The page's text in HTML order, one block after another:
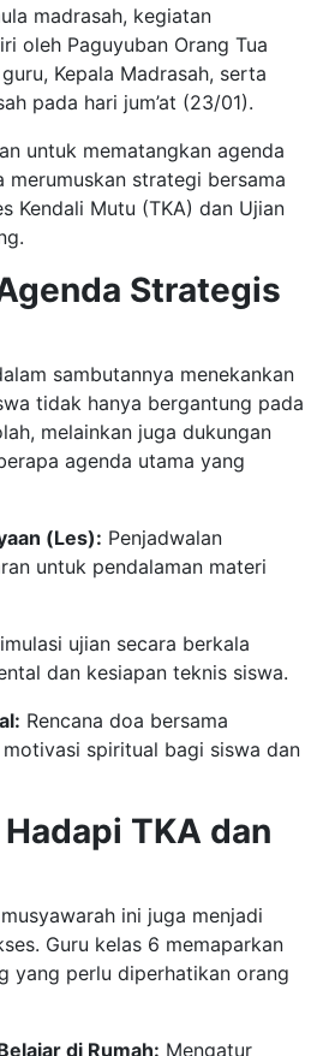
madrasah, kegiatan
oleh Paguyuban Orang Tua
Kepala Madrasah, serta
pada hari jum’at (23/01).
untuk mematangkan agenda
strategi bersama
Kendali Mutu (TKA) dan Ujian
Strategis
sambutannya menekankan
tidak hanya bergantung pada
melainkan juga dukungan
agenda utama yang
(Les): Penjadwalan
untuk pendalaman materi
ujian secara berkala
dan kesiapan teknis siswa.
Rencana doa bersama
spiritual bagi siswa dan
TKA dan
ini juga menjadi
Guru kelas 6 memaparkan
yang perlu diperhatikan orang
di Rumah: Mengatur